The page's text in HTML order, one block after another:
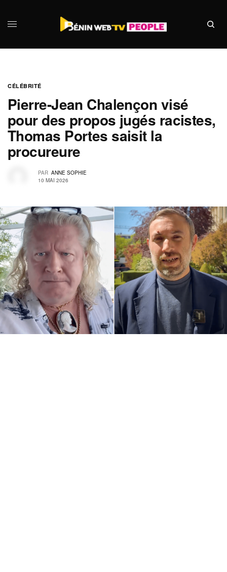
CÉLÉBRITÉ
Pierre-Jean Chalençon visé
pour des propos jugés racistes,
Thomas Portes saisit la
procureure
PAR ANNE SOPHIE
10 MAI 2026